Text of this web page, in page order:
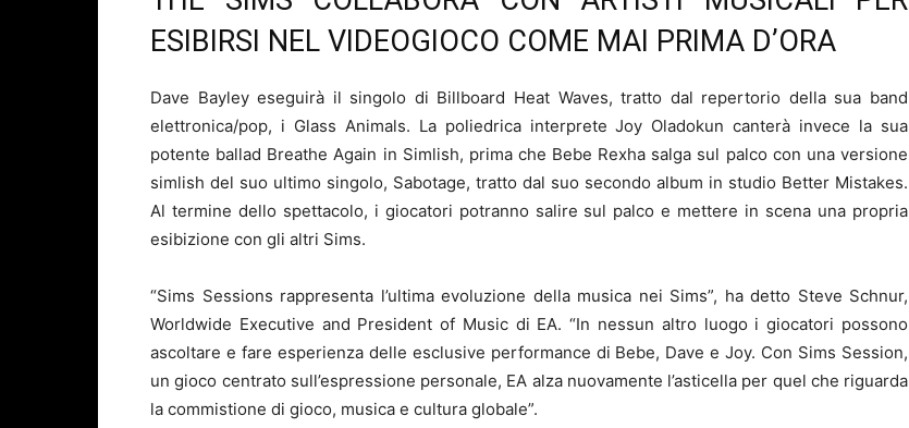
ESIBIRSI NEL VIDEOGIOCO COME MAI PRIMA D’ORA
Dave Bayley eseguirà il singolo di Billboard Heat Waves, tratto dal repertorio della sua band
elettronica/pop, i Glass Animals. La poliedrica interprete Joy Oladokun canterà invece la sua
potente ballad Breathe Again in Simlish, prima che Bebe Rexha salga sul palco con una versione
simlish del suo ultimo singolo, Sabotage, tratto dal suo secondo album in studio Better Mistakes.
Al termine dello spettacolo, i giocatori potranno salire sul palco e mettere in scena una propria
esibizione con gli altri Sims.
“Sims Sessions rappresenta l’ultima evoluzione della musica nei Sims”, ha detto Steve Schnur,
Worldwide Executive and President of Music di EA. “In nessun altro luogo i giocatori possono
ascoltare e fare esperienza delle esclusive performance di Bebe, Dave e Joy. Con Sims Session,
un gioco centrato sull’espressione personale, EA alza nuovamente l’asticella per quel che riguarda
la commistione di gioco, musica e cultura globale”.